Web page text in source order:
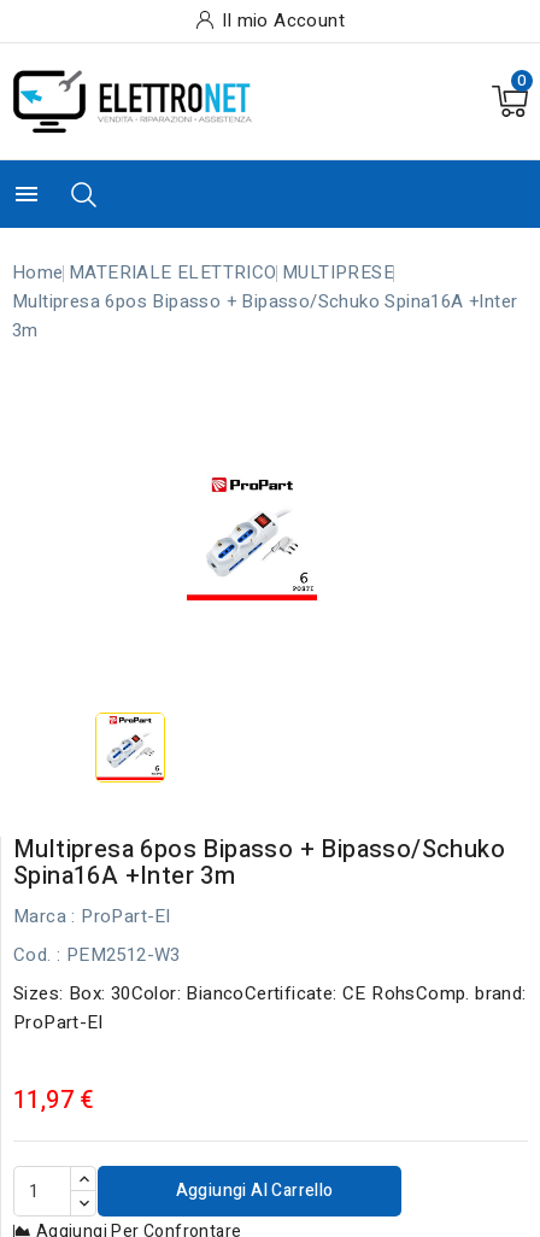
Il mio Account
0

Home MATERIALE ELETTRICO MULTIPRESE
Multipresa 6pos Bipasso + Bipasso/schuko Spina16A +inter
3m
Multipresa 6pos Bipasso + Bipasso/schuko
Spina16A +inter 3m
Marca : ProPart-El
Cod. : PEM2512-W3
Sizes: Box: 30Color: BiancoCertificate: CE RohsComp. brand:
ProPart-El
11,97 €
Aggiungi Al Carrello